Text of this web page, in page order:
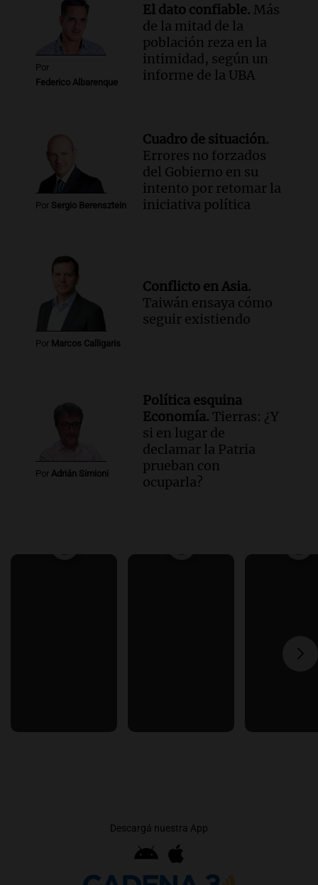
Por
Federico Albarenque
El dato confiable. Más
de la mitad de la
población reza en la
intimidad, según un
informe de la UBA
Por Sergio Berensztein
Cuadro de situación.
Errores no forzados
del Gobierno en su
intento por retomar la
iniciativa política
Por Marcos Calligaris
Conflicto en Asia.
Taiwán ensaya cómo
seguir existiendo
Por Adrián Simioni
Política esquina
Economía. Tierras: ¿Y
si en lugar de
declamar la Patria
prueban con
ocuparla?
Descargá nuestra App